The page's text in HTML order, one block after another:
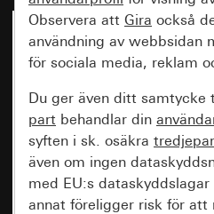
Observera att Gira också
användning av webbsidan
för sociala media, reklam
Du ger även ditt samtycke
part behandlar din
syften i sk. osäkra
även om ingen
med EU:s
annat föreligger risk för att